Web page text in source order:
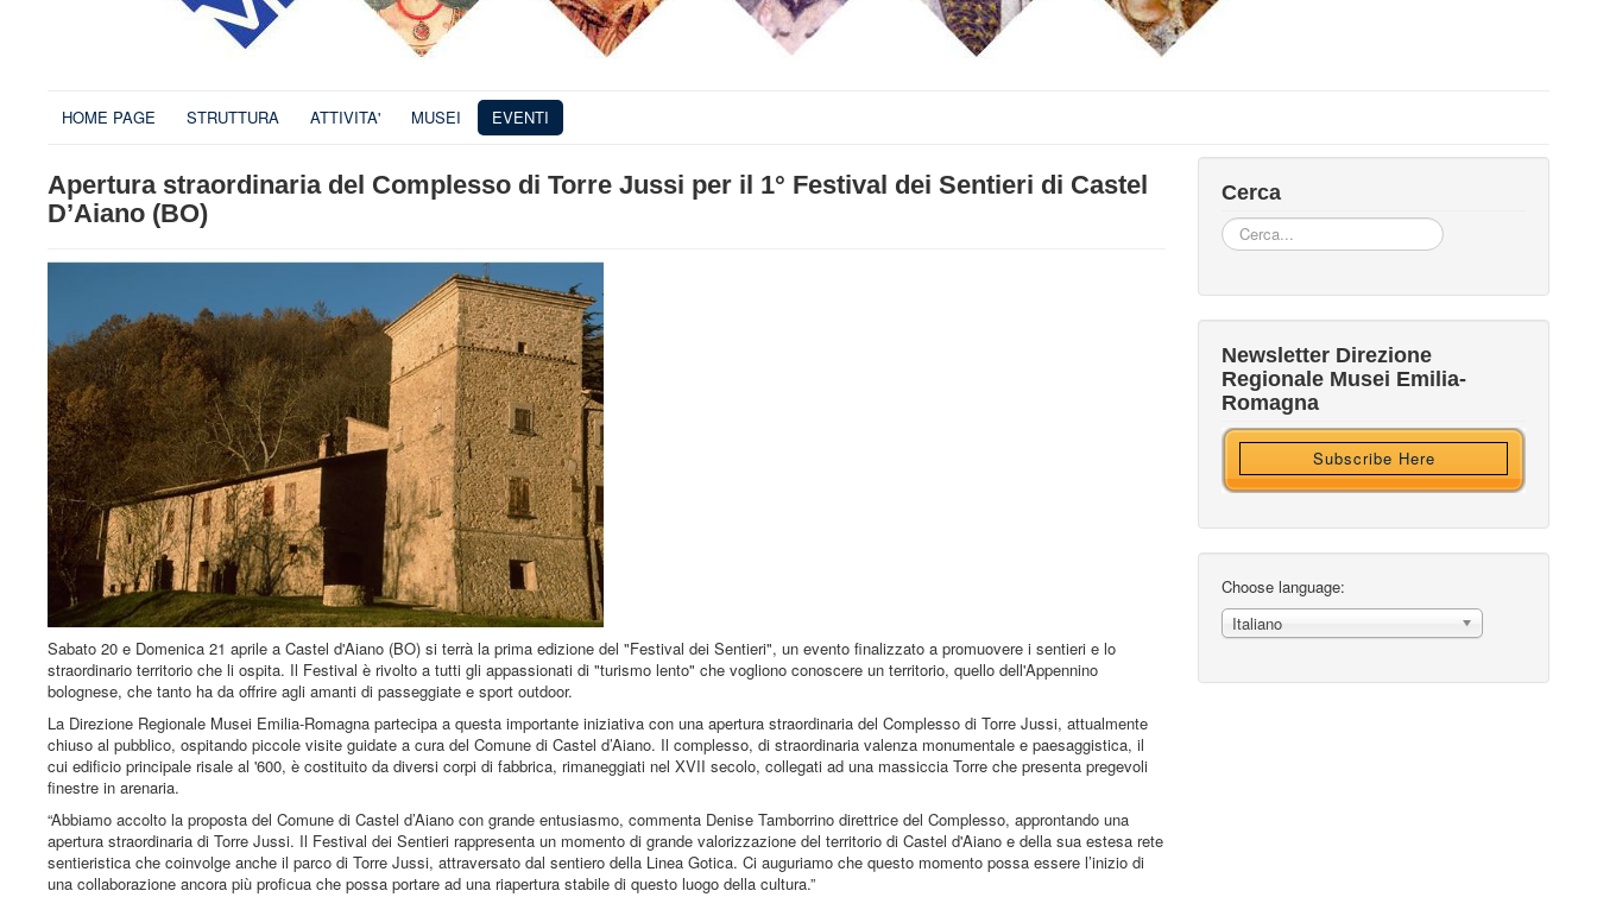
HOME PAGE STRUTTURA ATTIVITA' MUSEI EVENTI
Apertura straordinaria del Complesso di Torre Jussi per il 1° Festival dei Sentieri di Castel
D’Aiano (BO)
Sabato 20 e Domenica 21 aprile a Castel d'Aiano (BO) si terrà la prima edizione del "Festival dei Sentieri", un evento finalizzato a promuovere i sentieri e lo
straordinario territorio che li ospita. Il Festival è rivolto a tutti gli appassionati di "turismo lento" che vogliono conoscere un territorio, quello dell'Appennino
bolognese, che tanto ha da offrire agli amanti di passeggiate e sport outdoor.
La Direzione Regionale Musei Emilia-Romagna partecipa a questa importante iniziativa con una apertura straordinaria del Complesso di Torre Jussi, attualmente
chiuso al pubblico, ospitando piccole visite guidate a cura del Comune di Castel d’Aiano. Il complesso, di straordinaria valenza monumentale e paesaggistica, il
cui edificio principale risale al '600, è costituito da diversi corpi di fabbrica, rimaneggiati nel XVII secolo, collegati ad una massiccia Torre che presenta pregevoli
finestre in arenaria.
“Abbiamo accolto la proposta del Comune di Castel d’Aiano con grande entusiasmo, commenta Denise Tamborrino direttrice del Complesso, approntando una
apertura straordinaria di Torre Jussi. Il Festival dei Sentieri rappresenta un momento di grande valorizzazione del territorio di Castel d'Aiano e della sua estesa rete
sentieristica che coinvolge anche il parco di Torre Jussi, attraversato dal sentiero della Linea Gotica. Ci auguriamo che questo momento possa essere l’inizio di
una collaborazione ancora più proficua che possa portare ad una riapertura stabile di questo luogo della cultura.”
Cerca
Cerca...
Newsletter Direzione
Regionale Musei Emilia-
Romagna
Subscribe Here
Iscriviti alla nostra newsletter
Ricevi HTML?
Choose language:
Italiano